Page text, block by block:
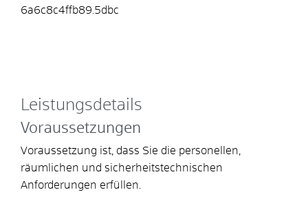
6a6c8c4ffb89.5dbc
Leistungsdetails
Voraussetzungen
Voraussetzung ist, dass Sie die personellen,
räumlichen und sicherheitstechnischen
Anforderungen erfüllen.